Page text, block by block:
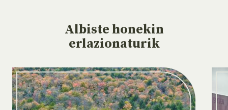
Albiste honekin
erlazionaturik